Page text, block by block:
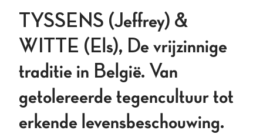
TYSSENS (Jeffrey) &
WITTE (Els), De vrijzinnige
traditie in België. Van
getolereerde tegencultuur tot
erkende levensbeschouwing.